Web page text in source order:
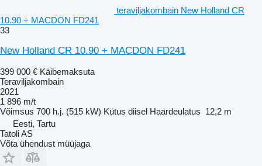
teraviljakombain New Holland CR
10.90 + MACDON FD241
33
New Holland CR 10.90 + MACDON FD241
399 000 € Käibemaksuta
Teraviljakombain
2021
1 896 m/t
Võimsus 700 h.j. (515 kW) Kütus diisel Haardeulatus 12,2 m
Eesti, Tartu
Tatoli AS
Võta ühendust müüjaga